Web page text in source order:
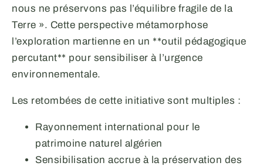
nous ne préservons pas l’équilibre fragile de la
Terre ». Cette perspective métamorphose
l’exploration martienne en un **outil pédagogique
percutant** pour sensibiliser à l’urgence
environnementale.
Les retombées de cette initiative sont multiples :
Rayonnement international pour le
patrimoine naturel algérien
Sensibilisation accrue à la préservation des